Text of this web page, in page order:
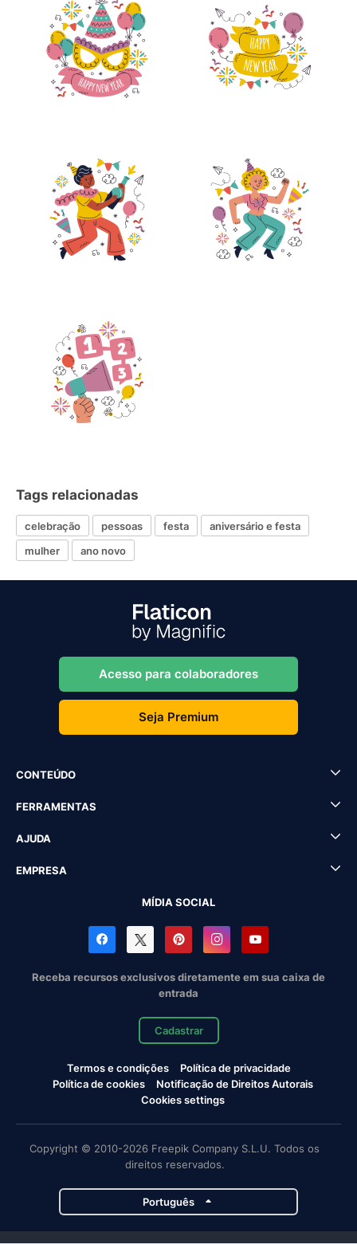
Tags relacionadas
celebração pessoas festa
aniversário e festa
mulher
ano novo
Acesso para colaboradores
Seja Premium
CONTEÚDO
FERRAMENTAS
AJUDA
EMPRESA
MÍDIA SOCIAL
Receba recursos exclusivos diretamente em sua caixa de
entrada
Cadastrar
Termos e condições
Política de privacidade
Política de cookies
Notificação de Direitos Autorais
Cookies settings
Copyright © 2010-2026 Freepik Company S.L.U. Todos os
direitos reservados.
Português